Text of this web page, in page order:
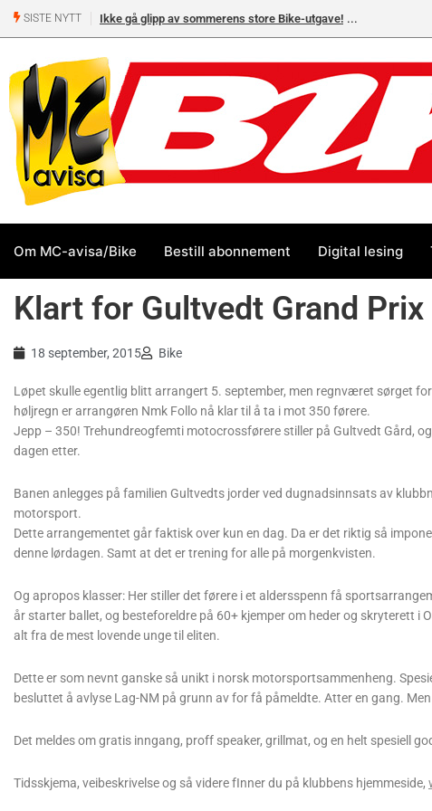
SISTE NYTT Ikke gå glipp av sommerens store Bike-utgave!
Om MC-avisa/Bike Bestill abonnement Digital lesing
Klart for Gultvedt Grand Prix
18 september, 2015 Bike
Løpet skulle egentlig blitt arrangert 5. september, men regnværet sørget
høljregn er arrangøren Nmk Follo nå klar til å ta i mot 350 førere.
Jepp – 350! Trehundreogfemti motocrossførere stiller på Gultvedt Gård,
dagen etter.
Banen anlegges på familien Gultvedts jorder ved dugnadsinnsats av
motorsport.
Dette arrangementet går faktisk over kun en dag. Da er det riktig så
denne lørdagen. Samt at det er trening for alle på morgenkvisten.
Og apropos klasser: Her stiller det førere i et aldersspenn få
år starter ballet, og besteforeldre på 60+ kjemper om heder og skryterett i
alt fra de mest lovende unge til eliten.
Dette er som nevnt ganske så unikt i norsk motorsportsammenheng.
besluttet å avlyse Lag-NM på grunn av for få påmeldte. Atter en gang.
Det meldes om gratis inngang, proff speaker, grillmat, og en helt spesiell
Tidsskjema, veibeskrivelse og så videre fInner du på klubbens hjemmeside,